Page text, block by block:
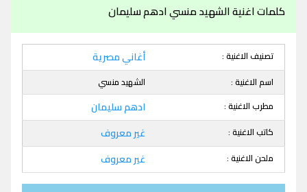
كلمات اغنية الشهيد منسي ادهم سليمان
تصنيف الاغنية : أغاني مصرية
اسم الاغنية :
الشهيد منسي
مطرب الاغنية :
ادهم سليمان
كاتب الاغنية : غير معروف
ملحن الاغنية : غير معروف